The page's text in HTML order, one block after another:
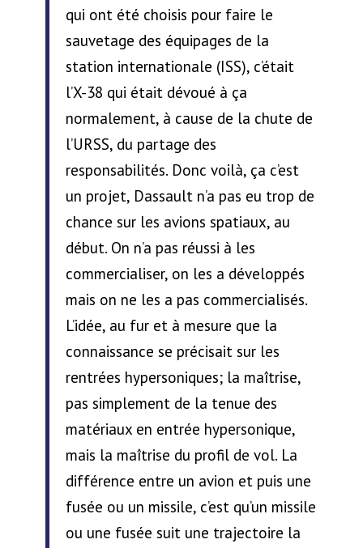
qui ont été choisis pour faire le
sauvetage des équipages de la
station internationale (ISS), c’était
l’X-38 qui était dévoué à ça
normalement, à cause de la chute de
l’URSS, du partage des
responsabilités. Donc voilà, ça c’est
un projet, Dassault n’a pas eu trop de
chance sur les avions spatiaux, au
début. On n’a pas réussi à les
commercialiser, on les a développés
mais on ne les a pas commercialisés.
L’idée, au fur et à mesure que la
connaissance se précisait sur les
rentrées hypersoniques; la maîtrise,
pas simplement de la tenue des
matériaux en entrée hypersonique,
mais la maîtrise du profil de vol. La
différence entre un avion et puis une
fusée ou un missile, c’est qu’un missile
ou une fusée suit une trajectoire la